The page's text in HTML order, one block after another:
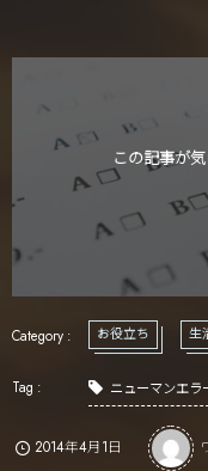
この記事が
お役立ち 生
ニューマンエラ
2014年4月1日